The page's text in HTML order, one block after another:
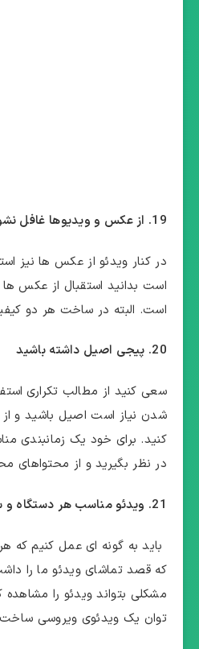
19. از عکس و ویدیوها غافل نشوید
در کنار ویدئو از عکس ها نیز
است بدانید استقبال از عکس
است. البته در ساخت هر دو
20. پیجی اصیل داشته باشید
سعی کنید از مطالب تکراری
شدن نیاز است اصیل باشید و از
کنید. برای خود یک زمانبندی
در نظر بگیرید و از محتواهای
21. ویدئو مناسب هر دستگاه و سیستم عاملی باشد
باید به گونه ای عمل کنیم که
که قصد تماشای ویدئو ما را
مشکلی بتواند ویدئو را مشاهده
توان یک ویدئوی ویروسی